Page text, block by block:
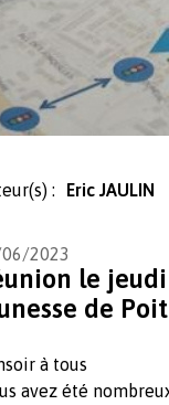
: Eric JAULIN
2023
le
de
à tous
avez été